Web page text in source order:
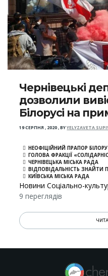
Чернівецькі
дозволили
Білорусі на
19 СЕРПНЯ , 2020,BYYELYZAVETA
НЕОФІЦІЙНИЙ ПРАПОР
ГОЛОВА ФРАКЦІЇ
ЧЕРНІВЕЦЬКА МІСЬКА РАДА
ВІДПОВІДАЛЬНІСТЬ ЗНАЙТИ
КИЇВСЬКА МІСЬКА РАДА
Новини Соціально-
9 переглядів